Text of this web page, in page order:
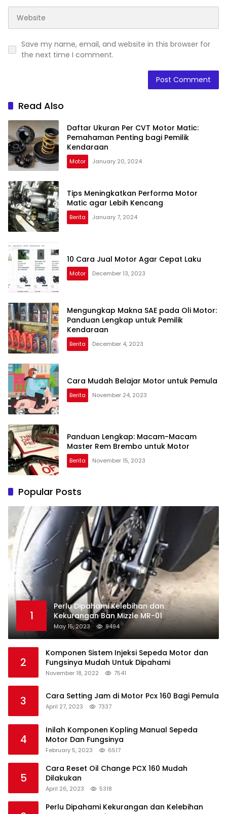
Save my name, email, and website in this browser for
the next time I comment.
Read Also
Daftar Ukuran Per CVT Motor Matic:
Pemahaman Penting bagi Pemilik
Kendaraan
Motor January 20, 2024
Tips Meningkatkan Performa Motor
Matic agar Lebih Kencang
Berita January 7, 2024
10 Cara Jual Motor Agar Cepat Laku
Motor December 13, 2023
Mengungkap Makna SAE pada Oli Motor:
Panduan Lengkap untuk Pemilik
Kendaraan
Berita December 4, 2023
Cara Mudah Belajar Motor untuk Pemula
Berita November 24, 2023
Panduan Lengkap: Macam-Macam
Master Rem Brembo untuk Motor
Berita November 15, 2023
Popular Posts
1
Perlu Dipahami Kelebihan dan
Kekurangan Ban Mizzle MR-01
May 15, 2023 9494
2
Komponen Sistem Injeksi Sepeda Motor dan
Fungsinya Mudah Untuk Dipahami
November 18, 2022 7541
3 Cara Setting Jam di Motor Pcx 160 Bagi Pemula
April 27, 2023 7337
4
Inilah Komponen Kopling Manual Sepeda
Motor Dan Fungsinya
February 5, 2023 6517
5
Cara Reset Oil Change PCX 160 Mudah
Dilakukan
April 26, 2023 5318
Perlu Dipahami Kekurangan dan Kelebihan